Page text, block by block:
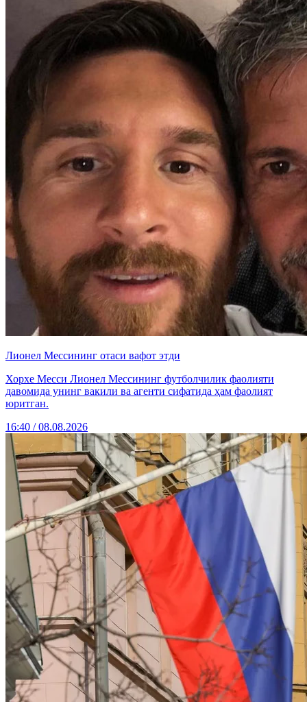
Лионел Мессининг отаси вафот этди
Хорхе Месси Лионел Мессининг футболчилик фаолияти
давомида унинг вакили ва агенти сифатида ҳам фаолият
юритган.
16:40 / 08.08.2026